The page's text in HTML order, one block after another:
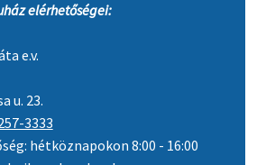
elérhetőségei:
e.v.
u. 23.
3333
hétköznapokon 8:00 - 16:00